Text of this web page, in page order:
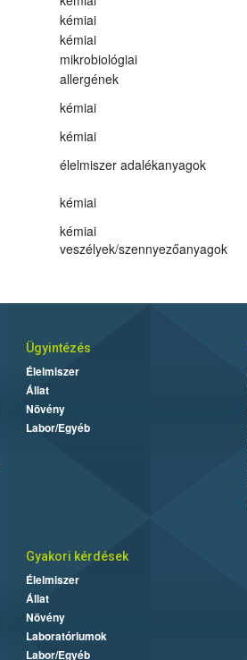
kémiai
kémiai
mikrobiológiai
allergének
kémiai
kémiai
élelmiszer adalékanyagok
kémiai
kémiai
veszélyek/szennyezőanyagok
Ügyintézés
Élelmiszer
Állat
Növény
Labor/Egyéb
Gyakori kérdések
Élelmiszer
Állat
Növény
Laboratóriumok
Labor/Egyéb